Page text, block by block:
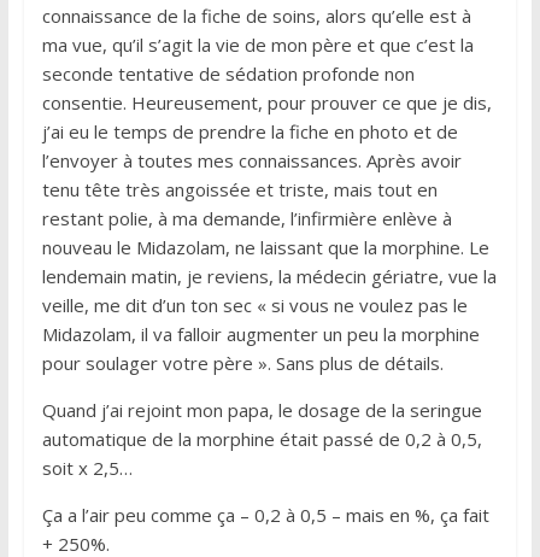
connaissance de la fiche de soins, alors qu’elle est à
ma vue, qu’il s’agit la vie de mon père et que c’est la
seconde tentative de sédation profonde non
consentie. Heureusement, pour prouver ce que je dis,
j’ai eu le temps de prendre la fiche en photo et de
l’envoyer à toutes mes connaissances. Après avoir
tenu tête très angoissée et triste, mais tout en
restant polie, à ma demande, l’infirmière enlève à
nouveau le Midazolam, ne laissant que la morphine. Le
lendemain matin, je reviens, la médecin gériatre, vue la
veille, me dit d’un ton sec « si vous ne voulez pas le
Midazolam, il va falloir augmenter un peu la morphine
pour soulager votre père ». Sans plus de détails.
Quand j’ai rejoint mon papa, le dosage de la seringue
automatique de la morphine était passé de 0,2 à 0,5,
soit x 2,5…
Ça a l’air peu comme ça – 0,2 à 0,5 – mais en %, ça fait
+ 250%.